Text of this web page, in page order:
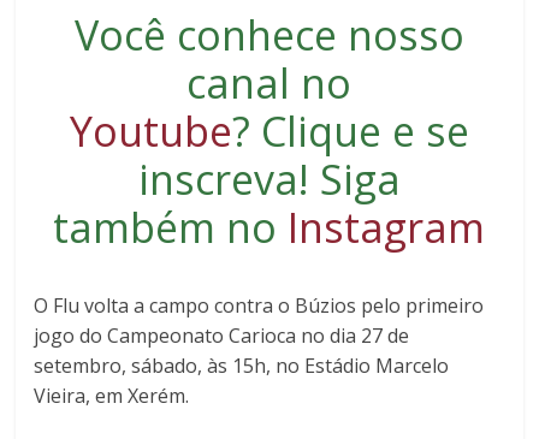
Você conhece nosso
canal no
Youtube? Clique e se
inscreva! Siga
também no Instagram
O Flu volta a campo contra o Búzios pelo primeiro
jogo do Campeonato Carioca no dia 27 de
setembro, sábado, às 15h, no Estádio Marcelo
Vieira, em Xerém.